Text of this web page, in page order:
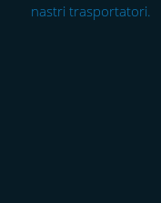
nastri trasportatori.